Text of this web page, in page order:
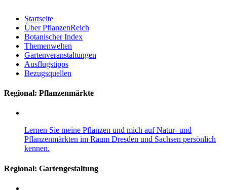
Startseite
Über PflanzenReich
Botanischer Index
Themenwelten
Gartenveranstaltungen
Ausflugstipps
Bezugsquellen
Regional: Pflanzenmärkte
Lernen Sie meine Pflanzen und mich auf Natur- und
Pflanzenmärkten im Raum Dresden und Sachsen persönlich
kennen.
Regional: Gartengestaltung